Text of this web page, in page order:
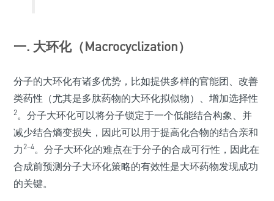
一. 大环化（Macrocyclization）
分子的大环化有诸多优势，比如提供多样的官能团、改善
类药性（尤其是多肽药物的大环化拟似物）、增加选择性
2。分子大环化可以将分子锁定于一个低能结合构象、并
减少结合熵变损失，因此可以用于提高化合物的结合亲和
力2–4。分子大环化的难点在于分子的合成可行性，因此在
合成前预测分子大环化策略的有效性是大环药物发现成功
的关键。